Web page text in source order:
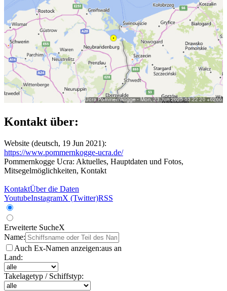
Kontakt über:
Website (deutsch, 19 Jun 2021):
https://www.pommernkogge-ucra.de/
Pommernkogge Ucra: Aktuelles, Hauptdaten und Fotos,
Mitsegelmöglichkeiten, Kontakt
KontaktÜber die Daten
YoutubeInstagramX (Twitter)RSS
Erweiterte SucheX
Name:
Auch Ex-Namen anzeigen:aus an
Land:
Takelagetyp / Schiffstyp: